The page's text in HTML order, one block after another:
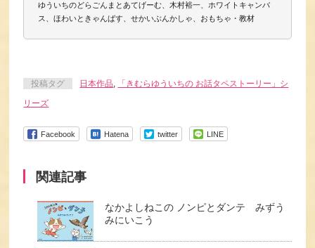
ゆういちのどらごんまとあてげーむ、木村裕一、ホワイトキャンバ
ス、ほわいときゃんばす、せかいぶんかしゃ、おもちゃ・教材
投稿タグ 日本作品,
「きむらゆういちの お話タペストーリー」シ
リーズ
Facebook Hatena twitter LINE
関連記事
なかよしねこの ノンピとダンテ みずう
みにいこう